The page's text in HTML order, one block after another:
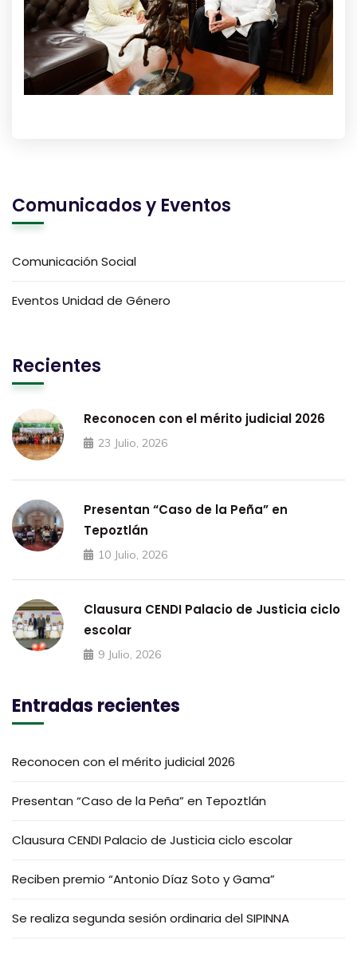
Comunicados y Eventos
Comunicación Social
Eventos Unidad de Género
Recientes
Reconocen con el mérito judicial 2026
23 Julio, 2026
Presentan “Caso de la Peña” en
Tepoztlán
10 Julio, 2026
Clausura CENDI Palacio de Justicia ciclo
escolar
9 Julio, 2026
Entradas recientes
Reconocen con el mérito judicial 2026
Presentan “Caso de la Peña” en Tepoztlán
Clausura CENDI Palacio de Justicia ciclo escolar
Reciben premio “Antonio Díaz Soto y Gama”
Se realiza segunda sesión ordinaria del SIPINNA